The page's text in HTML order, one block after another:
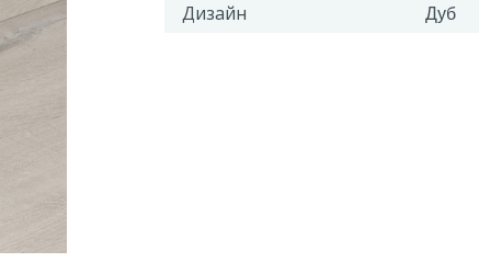
Дизайн Дуб